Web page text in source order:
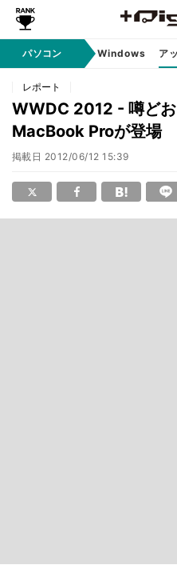
パソコン Windows ア
レポート
WWDC 2012 - 噂ど
MacBook Proが登場
掲載日 2012/06/12 15:39